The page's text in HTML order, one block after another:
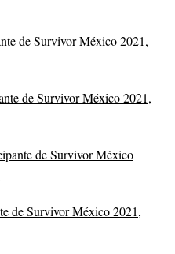
de Survivor México 2021,
de Survivor México 2021,
de Survivor México
de Survivor México 2021,